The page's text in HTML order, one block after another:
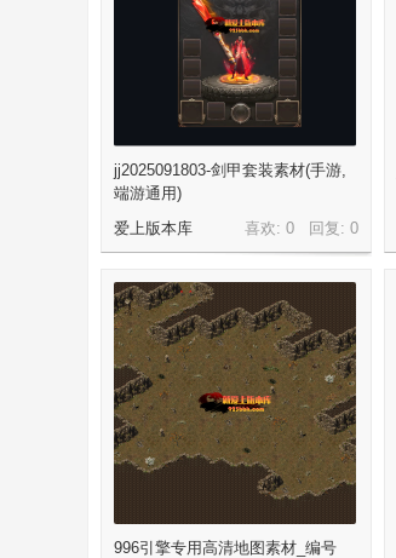
jj2025091803-剑甲套装素材(手游,
端游通用)
喜欢: 0 回复: 0
爱上版本库
996引擎专用高清地图素材_编号